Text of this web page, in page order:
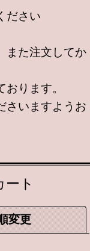
ださい
また注文してか
ります。
さいますようお
ト
変更 閉じる